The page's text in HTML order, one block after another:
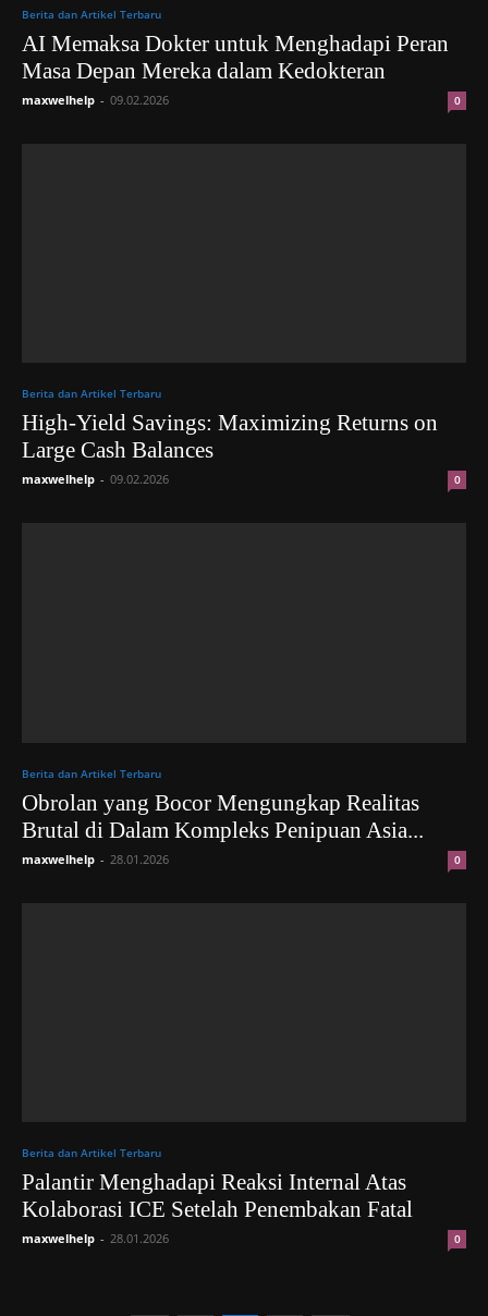
Berita dan Artikel Terbaru
AI Memaksa Dokter untuk Menghadapi Peran
Masa Depan Mereka dalam Kedokteran
maxwelhelp - 09.02.2026 0
Berita dan Artikel Terbaru
High-Yield Savings: Maximizing Returns on
Large Cash Balances
maxwelhelp - 09.02.2026 0
Berita dan Artikel Terbaru
Obrolan yang Bocor Mengungkap Realitas
Brutal di Dalam Kompleks Penipuan Asia...
maxwelhelp - 28.01.2026 0
Berita dan Artikel Terbaru
Palantir Menghadapi Reaksi Internal Atas
Kolaborasi ICE Setelah Penembakan Fatal
maxwelhelp - 28.01.2026 0